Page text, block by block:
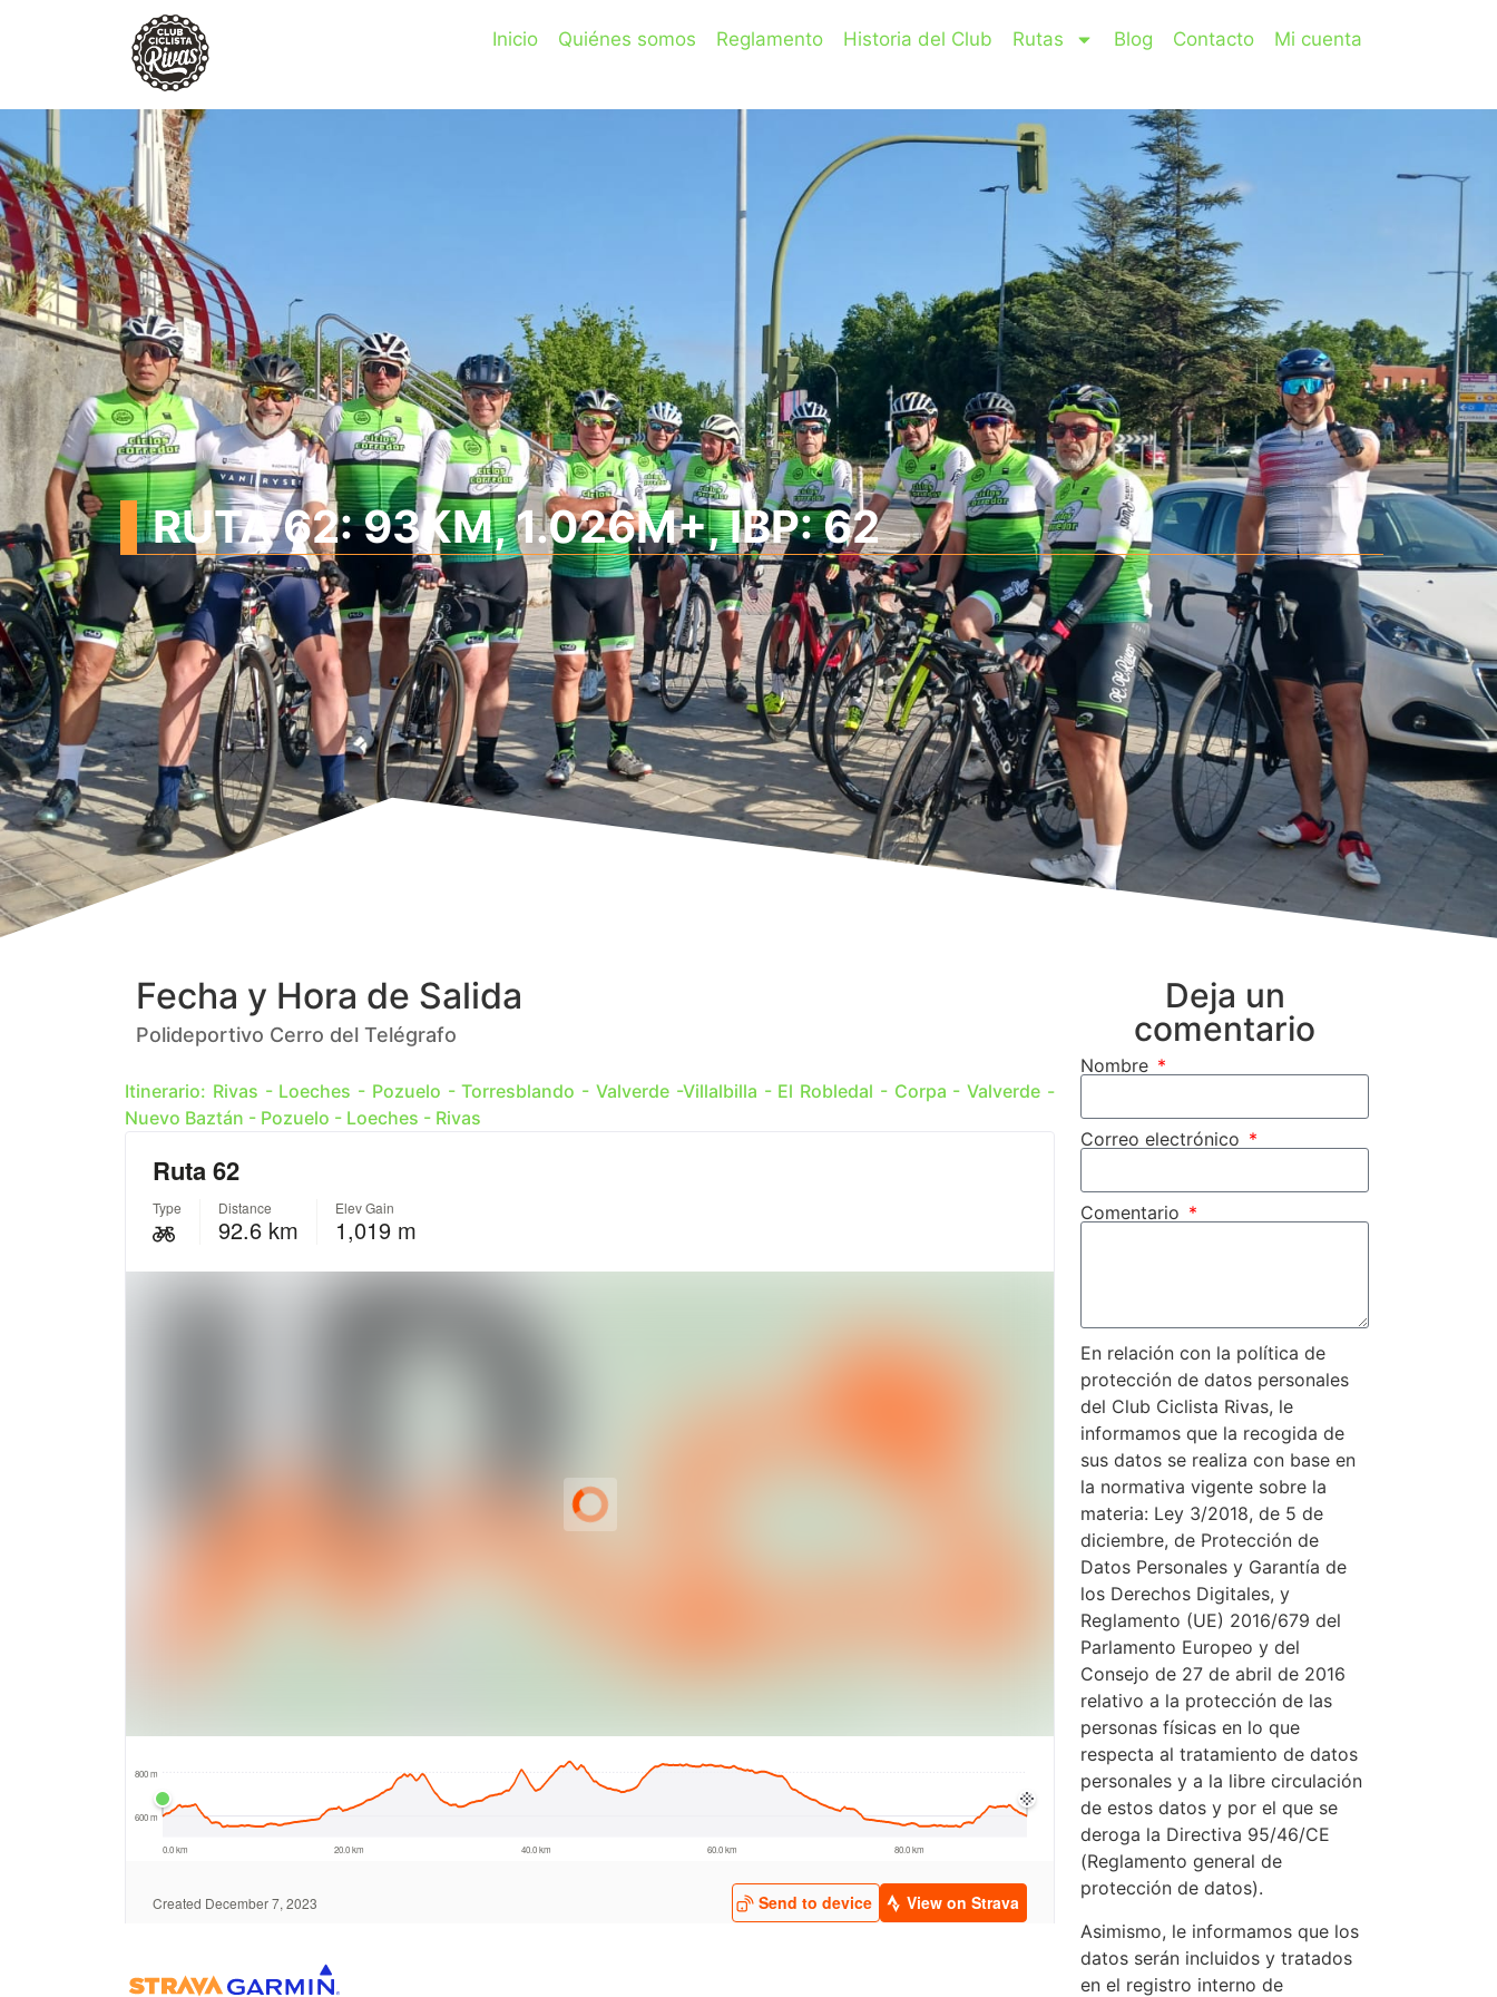
Inicio Quiénes somos Reglamento Historia del Club Rutas Blog Contacto Mi cuenta
RUTA 62: 93KM, 1.026M+, IBP: 62
Fecha y Hora de Salida
Polideportivo Cerro del Telégrafo
Itinerario: Rivas - Loeches - Pozuelo - Torresblando - Valverde -Villalbilla - El Robledal - Corpa - Valverde -
Nuevo Baztán - Pozuelo - Loeches - Rivas
Deja un
comentario
Nombre
Correo electrónico
Comentario
En relación con la política de
protección de datos personales
del Club Ciclista Rivas, le
informamos que la recogida de
sus datos se realiza con base en
la normativa vigente sobre la
materia: Ley 3/2018, de 5 de
diciembre, de Protección de
Datos Personales y Garantía de
los Derechos Digitales, y
Reglamento (UE) 2016/679 del
Parlamento Europeo y del
Consejo de 27 de abril de 2016
relativo a la protección de las
personas físicas en lo que
respecta al tratamiento de datos
personales y a la libre circulación
de estos datos y por el que se
deroga la Directiva 95/46/CE
(Reglamento general de
protección de datos).
Asimismo, le informamos que los
datos serán incluidos y tratados
en el registro interno de